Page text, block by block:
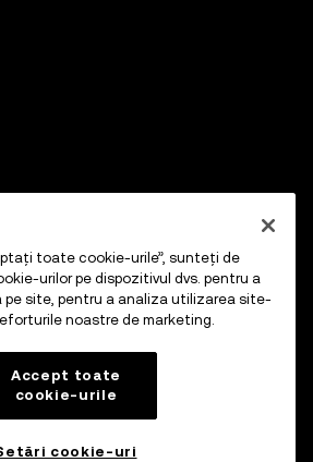
toate cookie-urile”, sunteți de
urilor pe dispozitivul dvs. pentru a
pe site, pentru a analiza utilizarea site-
noastre de marketing.
Accept toate
cookie-urile
cookie-uri